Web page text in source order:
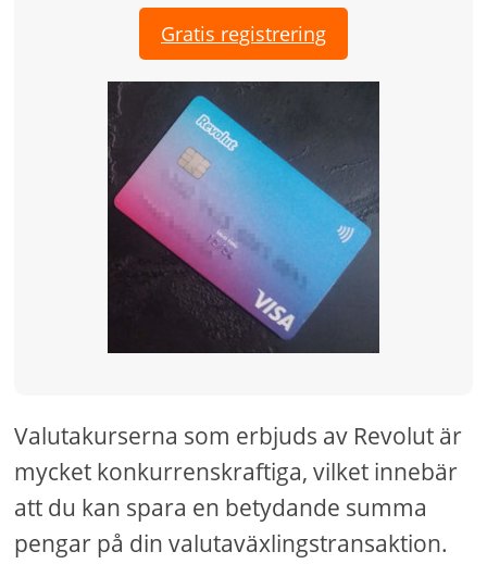
Gratis registrering
Valutakurserna som erbjuds av Revolut är
mycket konkurrenskraftiga, vilket innebär
att du kan spara en betydande summa
pengar på din valutaväxlingstransaktion.